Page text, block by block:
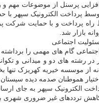
پرسنل از موضوعات مهم
پرداخت الکترونیک سپهر با
پرداخت و با حمایت شرکت
بازار شد.
اجتماعی
گام های مهمی را
رشته های دو و میدانی و
از موسسه خیریه کهریزک تنها
هموطنان صدمه دیده
الکترونیک سپهر به جای
ترددهای غیر ضروری شهری به